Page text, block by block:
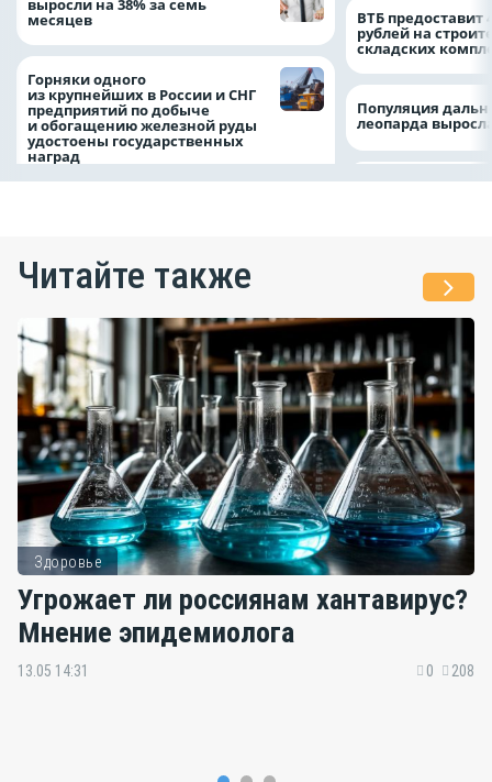
выросли на 38% за семь
месяцев
Горняки одного
из крупнейших в России и СНГ
предприятий по добыче
и обогащению железной руды
удостоены государственных
наград
ВТБ предоставит
рублей на
складских
Популяция
леопарда
Читайте также
Здоровье
Угрожает ли россиянам хантавирус?
Мнение эпидемиолога
13.05 14:31 0 208